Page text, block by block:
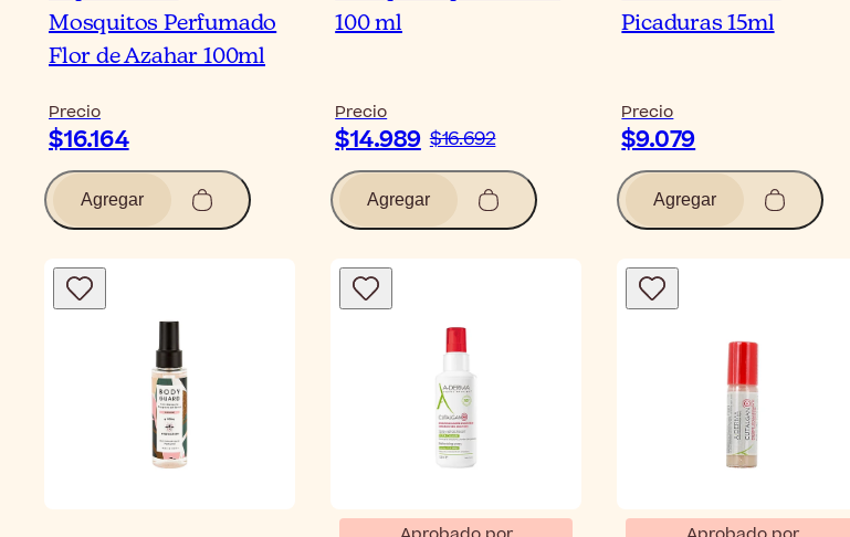
Mosquitos Perfumado
Flor de Azahar 100ml
Precio
$16.164
Agregar
100 ml
Precio
$14.989 $16.692
Agregar
Picaduras 15ml
Precio
$9.079
Agregar